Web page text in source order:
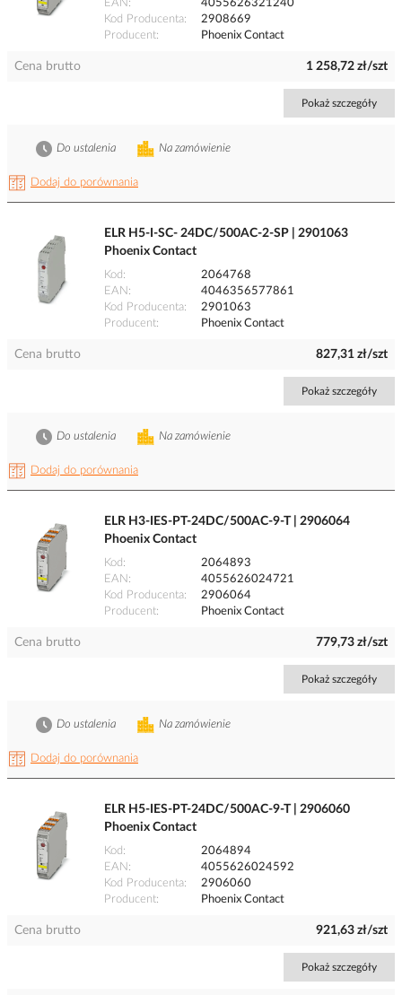
EAN
4055626321240
Kod Producenta
2908669
Producent
Phoenix Contact
Cena brutto 1 258,72 zł/szt
Pokaż szczegóły
Dodaj do porównania
Na zamówienie
Do ustalenia
ELR H5-I-SC- 24DC/500AC-2-SP | 2901063
Phoenix Contact
Kod
2064768
EAN
4046356577861
Kod Producenta
2901063
Producent
Phoenix Contact
Cena brutto 827,31 zł/szt
Pokaż szczegóły
Dodaj do porównania
Na zamówienie
Do ustalenia
ELR H3-IES-PT-24DC/500AC-9-T | 2906064
Phoenix Contact
Kod
2064893
EAN
4055626024721
Kod Producenta
2906064
Producent
Phoenix Contact
Cena brutto 779,73 zł/szt
Pokaż szczegóły
Dodaj do porównania
Na zamówienie
Do ustalenia
ELR H5-IES-PT-24DC/500AC-9-T | 2906060
Phoenix Contact
Kod
2064894
EAN
4055626024592
Kod Producenta
2906060
Producent
Phoenix Contact
Cena brutto 921,63 zł/szt
Pokaż szczegóły